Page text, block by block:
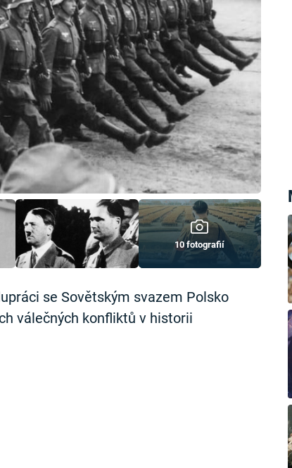
10 fotografií
se Sovětským svazem Polsko
válečných konfliktů v historii